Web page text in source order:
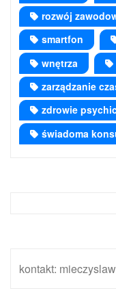
rozwój
smartfon
wnętrza
zarządzanie
zdrowie
świadoma
kontakt: